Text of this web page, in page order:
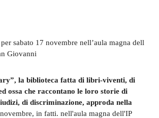
sabato 17 novembre nell’aula magna dell
Giovanni
la biblioteca fatta di libri-viventi, di
ossa che raccontano le loro storie di
di discriminazione, approda nella
in fatti. nell'aula magna dell'IP